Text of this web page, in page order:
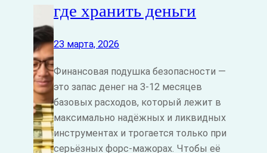
где хранить деньги
23 марта, 2026
Финансовая подушка безопасности —
это запас денег на 3-12 месяцев
базовых расходов, который лежит в
максимально надёжных и ликвидных
инструментах и трогается только при
серьёзных форс‑мажорах. Чтобы её